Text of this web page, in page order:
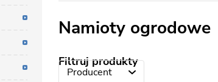
Namioty ogrodowe
Filtruj produkty
Producent